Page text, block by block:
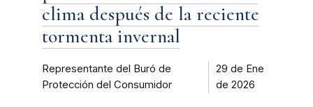
clima después de la reciente
tormenta invernal
Representante del Buró de
Protección del Consumidor
29 de Ene
de 2026